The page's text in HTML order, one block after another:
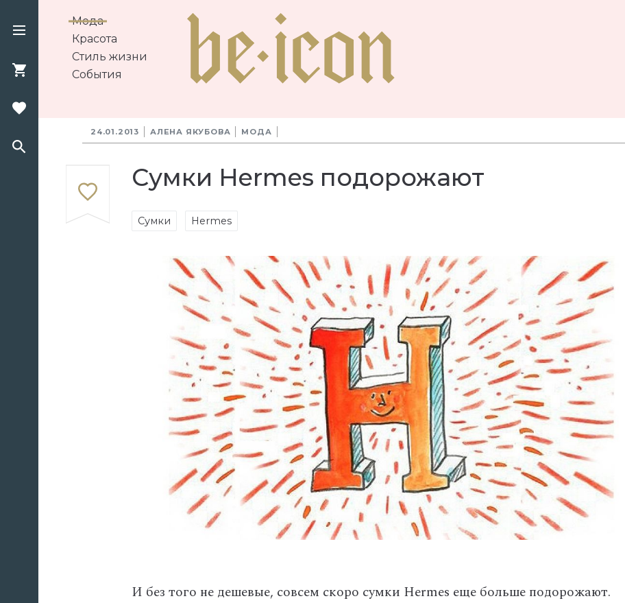
Мода
Красота
Стиль жизни
События
24.01.2013 АЛЕНА ЯКУБОВА МОДА
Сумки Hermes подорожают
Сумки Hermes
И без того не дешевые, совсем скоро сумки Hermes еще больше подорожают.